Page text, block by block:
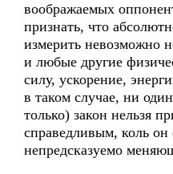
воображаемых
признать, что
измерить невозможно
и любые другие
силу, ускорение,
в таком случае, ни
только) закон нельзя
справедливым, коль он
непредсказуемо